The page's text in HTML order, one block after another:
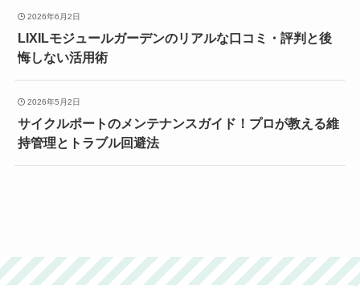
2026年6月2日
LIXILモジュールガーデンのリアルな口コミ・評判と後
悔しない活用術
2026年5月2日
サイクルポートのメンテナンスガイド！プロが教える維
持管理とトラブル回避法